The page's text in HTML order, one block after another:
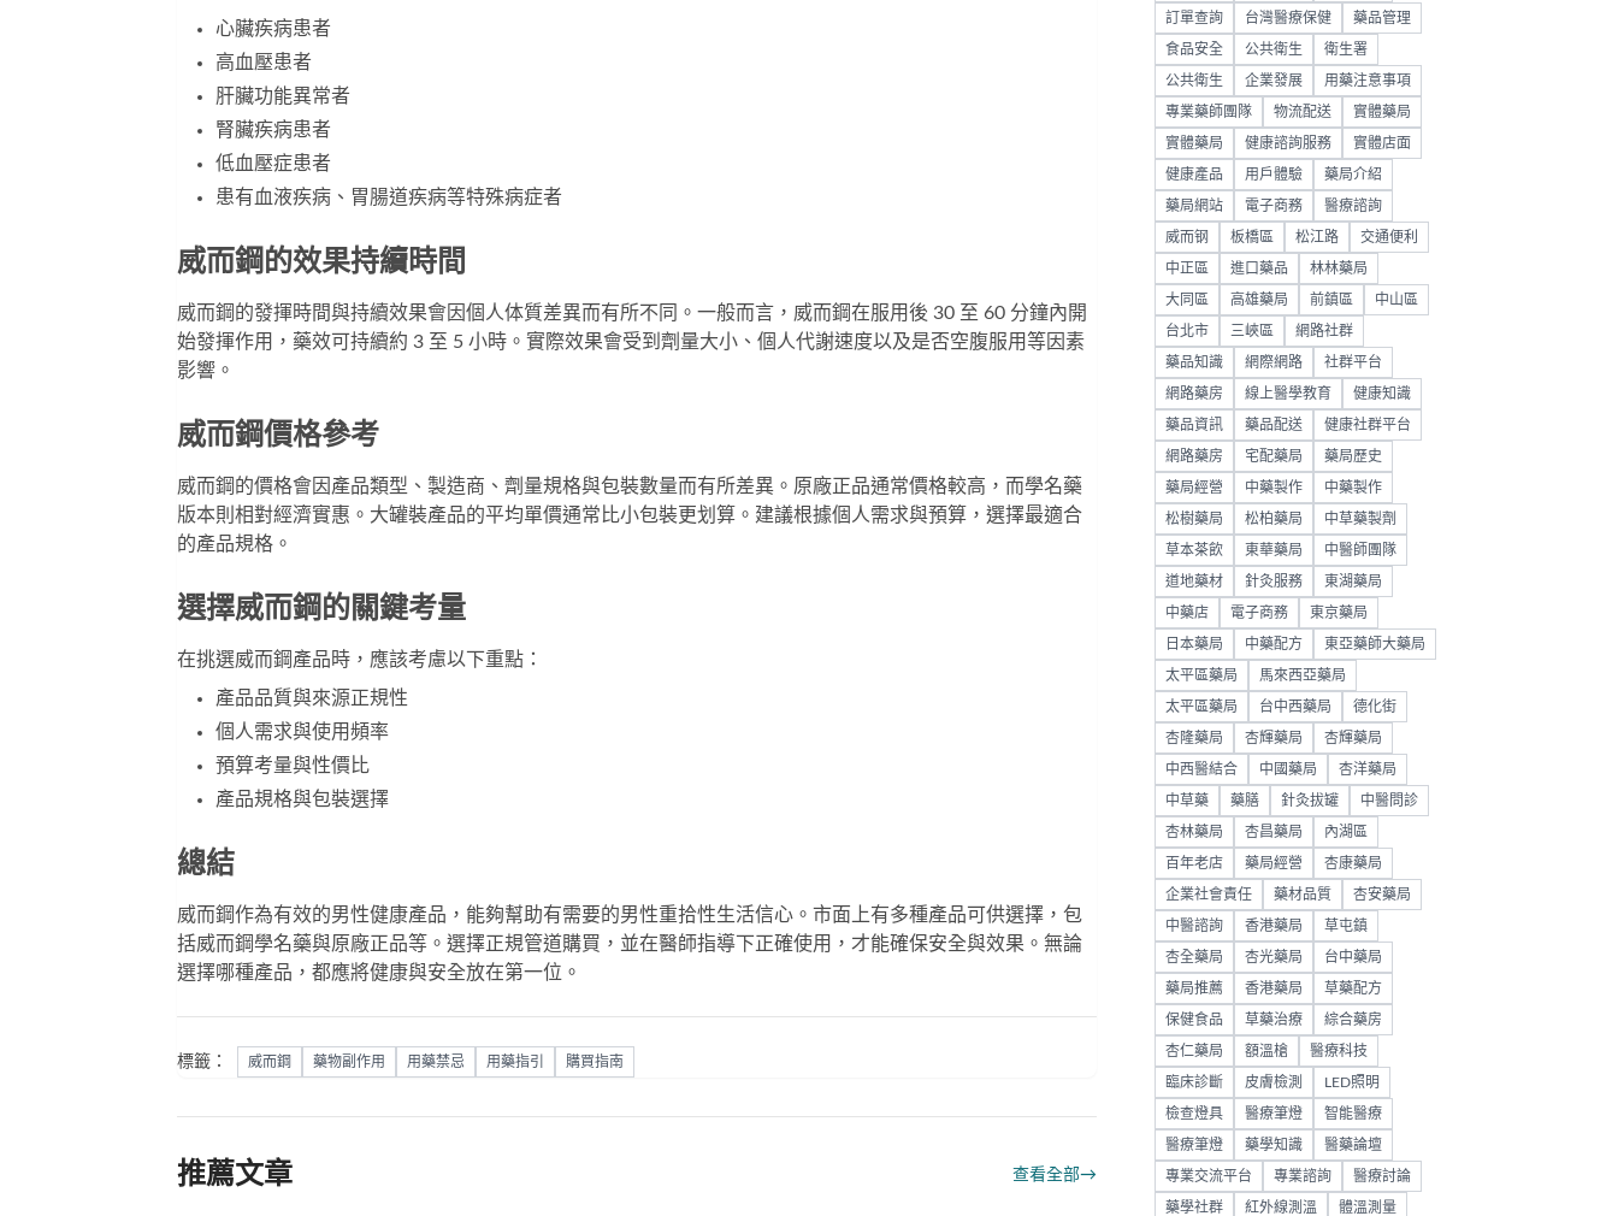
心臟疾病患者
高血壓患者
肝臟功能異常者
腎臟疾病患者
低血壓症患者
患有血液疾病、胃腸道疾病等特殊病症者
威而鋼的效果持續時間
威而鋼的發揮時間與持續效果會因個人体質差異而有所不同。一般而言，威而鋼在服用後 30 至 60 分鐘內開
始發揮作用，藥效可持續約 3 至 5 小時。實際效果會受到劑量大小、個人代謝速度以及是否空腹服用等因素
影響。
威而鋼價格參考
威而鋼的價格會因產品類型、製造商、劑量規格與包裝數量而有所差異。原廠正品通常價格較高，而學名藥
版本則相對經濟實惠。大罐裝產品的平均單價通常比小包裝更划算。建議根據個人需求與預算，選擇最適合
的產品規格。
選擇威而鋼的關鍵考量
在挑選威而鋼產品時，應該考慮以下重點：
產品品質與來源正規性
個人需求與使用頻率
預算考量與性價比
產品規格與包裝選擇
總結
威而鋼作為有效的男性健康產品，能夠幫助有需要的男性重拾性生活信心。市面上有多種產品可供選擇，包
括威而鋼學名藥與原廠正品等。選擇正規管道購買，並在醫師指導下正確使用，才能確保安全與效果。無論
選擇哪種產品，都應將健康與安全放在第一位。
標籤： 威而鋼 藥物副作用 用藥禁忌 用藥指引 購買指南
推薦文章 查看全部→
訂單查詢 台灣醫療保健 藥品管理
食品安全 公共衛生 衛生署
公共衛生 企業發展 用藥注意事項
專業藥師團隊 物流配送 實體藥局
實體藥局 健康諮詢服務 實體店面
健康產品 用戶體驗 藥局介紹
藥局網站 電子商務 醫療諮詢
威而钢 板橋區 松江路 交通便利
中正區 進口藥品 林林藥局
大同區 高雄藥局 前鎮區 中山區
台北市 三峽區 網路社群
藥品知識 網際網路 社群平台
網路藥房 線上醫學教育 健康知識
藥品資訊 藥品配送 健康社群平台
網路藥房 宅配藥局 藥局歷史
藥局經營 中藥製作 中藥製作
松樹藥局 松柏藥局 中草藥製劑
草本茶飲 東華藥局 中醫師團隊
道地藥材 針灸服務 東湖藥局
中藥店 電子商務 東京藥局
日本藥局 中藥配方 東亞藥師大藥局
太平區藥局 馬來西亞藥局
太平區藥局 台中西藥局 德化街
杏隆藥局 杏輝藥局 杏輝藥局
中西醫結合 中國藥局 杏洋藥局
中草藥 藥膳 針灸拔罐 中醫問診
杏林藥局 杏昌藥局 內湖區
百年老店 藥局經營 杏康藥局
企業社會責任 藥材品質 杏安藥局
中醫諮詢 香港藥局 草屯鎮
杏全藥局 杏光藥局 台中藥局
藥局推薦 香港藥局 草藥配方
保健食品 草藥治療 綜合藥房
杏仁藥局 額溫槍 醫療科技
臨床診斷 皮膚檢測 LED照明
檢查燈具 醫療筆燈 智能醫療
醫療筆燈 藥學知識 醫藥論壇
專業交流平台 專業諮詢 醫療討論
藥學社群 紅外線測溫 體溫測量